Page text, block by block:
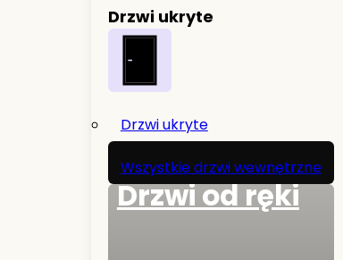
Drzwi ukryte
Drzwi ukryte
Wszystkie drzwi wewnętrzne
Drzwi od ręki